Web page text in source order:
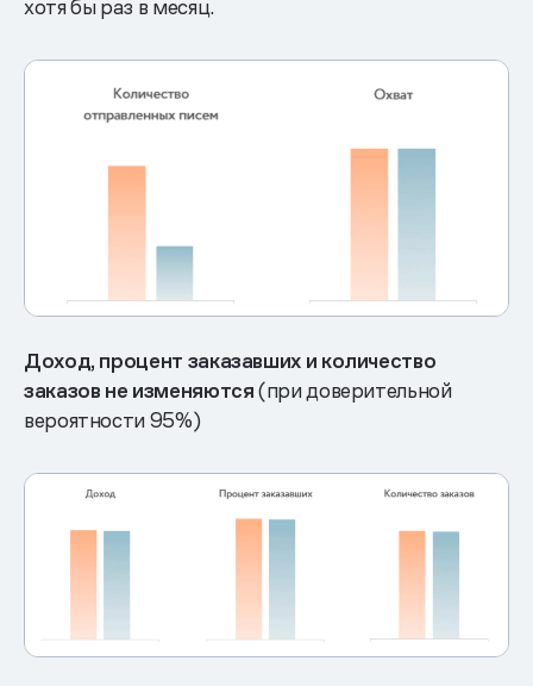
хотя бы раз в месяц.
Доход, процент заказавших и количество
заказов не изменяются(при доверительной
вероятности 95%)